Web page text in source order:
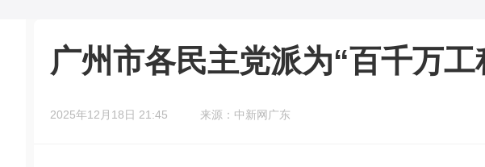
广州市各民主党派为“百千万
2025年12月18日 21:45 来源：中新网广东